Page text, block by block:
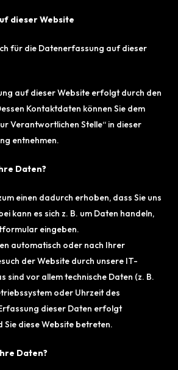
dieser Website
für die Datenerfassung auf dieser
auf dieser Website erfolgt durch den
Kontaktdaten können Sie dem
Verantwortlichen Stelle“ in dieser
entnehmen.
Daten?
einen dadurch erhoben, dass Sie uns
kann es sich z. B. um Daten handeln,
eingeben.
automatisch oder nach Ihrer
der Website durch unsere IT-
sind vor allem technische Daten (z. B.
oder Uhrzeit des
dieser Daten erfolgt
diese Website betreten.
Daten?